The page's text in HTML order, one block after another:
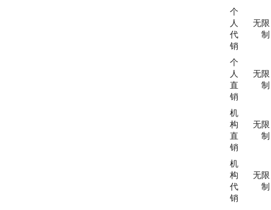
个
人
代
销
无限
制
个
人
直
销
无限
制
机
构
直
销
无限
制
机
构
代
销
无限
制